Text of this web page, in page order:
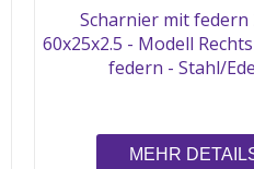
Scharnier mit federn
60x25x2.5 - Modell
federn - Stahl/
MEHR